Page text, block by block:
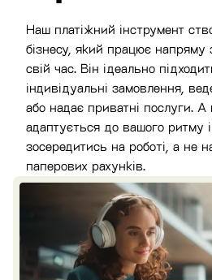
Наш платіжний інструмент
бізнесу, який працює напряму
свій час. Він ідеально
індивідуальні замовлення,
або надає приватні послуги.
адаптується до вашого ритму
зосередитись на роботі, а не
паперових рахунків.